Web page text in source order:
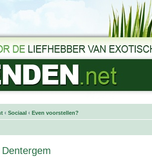
‹ Sociaal ‹ Even voorstellen?